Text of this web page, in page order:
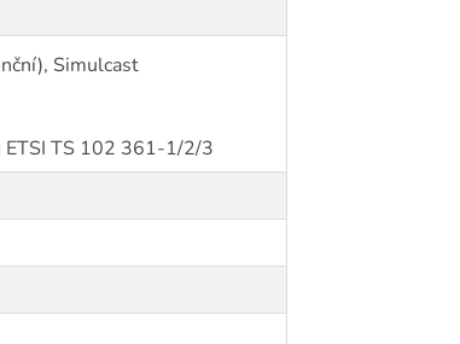
Simulcast
ETSI TS 102 361-1/2/3